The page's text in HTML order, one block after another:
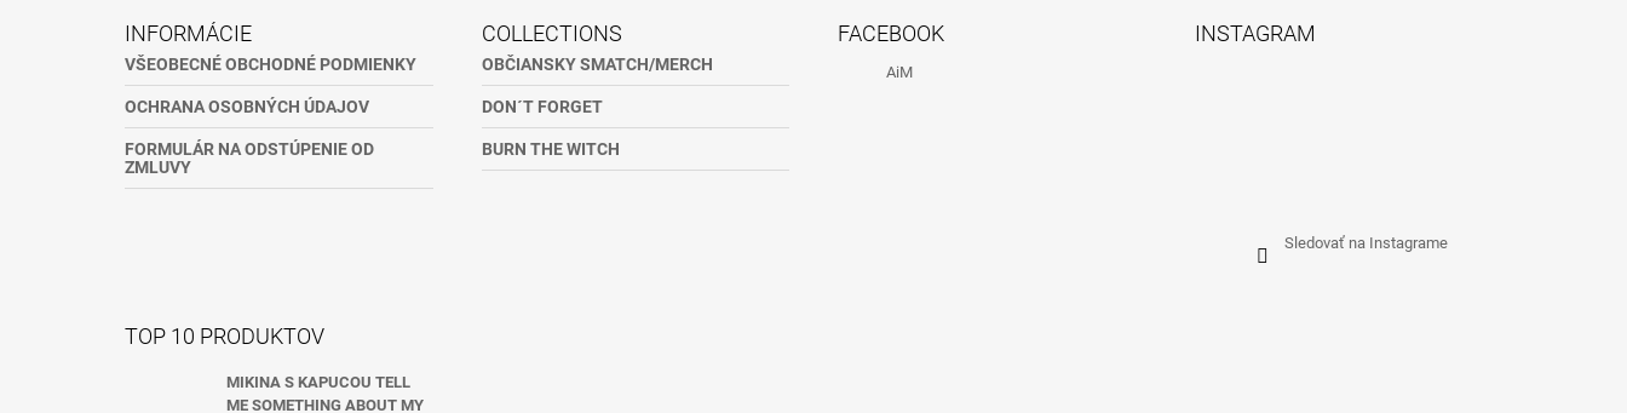
INFORMÁCIE
VŠEOBECNÉ OBCHODNÉ PODMIENKY
OCHRANA OSOBNÝCH ÚDAJOV
FORMULÁR NA ODSTÚPENIE OD
ZMLUVY
COLLECTIONS
OBČIANSKY SMATCH/MERCH
DON´T FORGET
BURN THE WITCH
FACEBOOK
AiM
INSTAGRAM
Sledovať na Instagrame
TOP 10 PRODUKTOV
MIKINA S KAPUCOU TELL
ME SOMETHING ABOUT MY